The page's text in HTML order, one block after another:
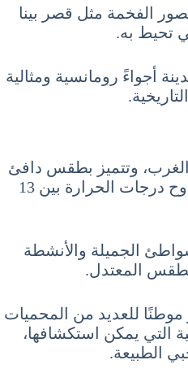
الفخمة مثل قصر بينا
تحيط به.
أجواءً رومانسية ومثالية
وتتميز بطقس دافئ
نسبيًا في نوفمبر، حيث تتراوح درجات الحرارة بين 13
الجميلة والأنشطة
المعتدل.
موطنًا للعديد من المحميات
التي يمكن استكشافها،
الطبيعة.